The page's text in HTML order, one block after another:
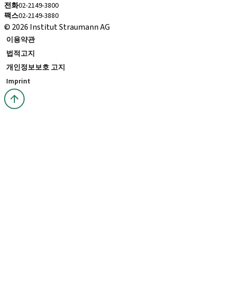
전화02-2149-3800
팩스02-2149-3880
© 2026 Institut Straumann AG
이용약관
법적고지
개인정보보호 고지
Imprint